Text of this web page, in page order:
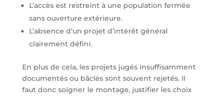
L’accès est restreint à une population fermée
sans ouverture extérieure.
L’absence d’un projet d’intérêt général
clairement défini.
En plus de cela, les projets jugés insuffisamment
documentés ou bâclés sont souvent rejetés. Il
faut donc soigner le montage, justifier les choix